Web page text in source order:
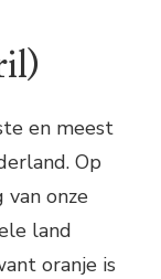
en meest
Op
van onze
land
oranje is